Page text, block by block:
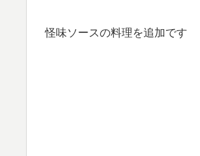
怪味ソースの料理を追加です